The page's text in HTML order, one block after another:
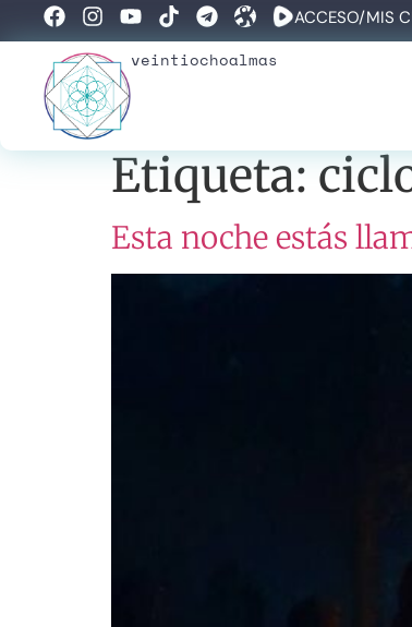
ACCESO/MIS
veintiochoalmas
Etiqueta:
Esta noche estás